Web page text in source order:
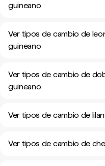
guineano
Ver tipos de cambio de
guineano
Ver tipos de cambio de
guineano
Ver tipos de cambio de
Ver tipos de cambio de